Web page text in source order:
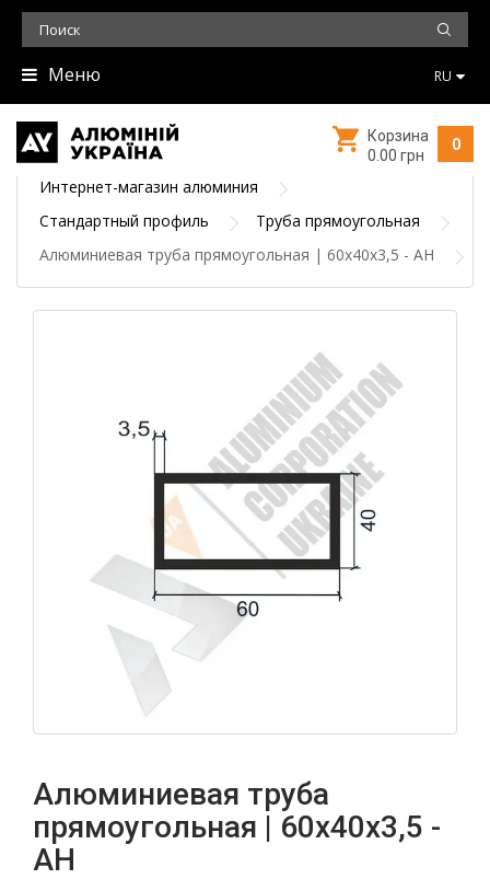
Меню RU
0
Корзина
0.00 грн
Интернет-магазин алюминия
Стандартный профиль
Труба прямоугольная
Алюминиевая труба прямоугольная | 60х40х3,5 - АН
Алюминиевая труба
прямоугольная | 60х40х3,5 -
АН